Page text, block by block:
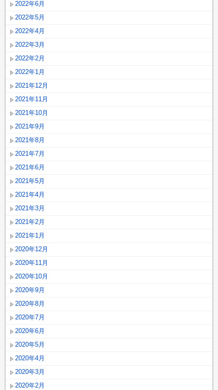
2022年6月
2022年5月
2022年4月
2022年3月
2022年2月
2022年1月
2021年12月
2021年11月
2021年10月
2021年9月
2021年8月
2021年7月
2021年6月
2021年5月
2021年4月
2021年3月
2021年2月
2021年1月
2020年12月
2020年11月
2020年10月
2020年9月
2020年8月
2020年7月
2020年6月
2020年5月
2020年4月
2020年3月
2020年2月